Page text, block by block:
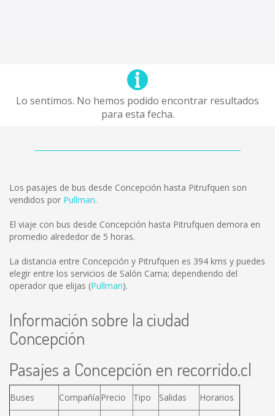
Lo sentimos. No hemos podido encontrar resultados
para esta fecha.
Los pasajes de bus desde Concepción hasta Pitrufquen son
vendidos por Pullman.
El viaje con bus desde Concepción hasta Pitrufquen demora en
promedio alrededor de 5 horas.
La distancia entre Concepción y Pitrufquen es 394 kms y puedes
elegir entre los servicios de Salón Cama; dependiendo del
operador que elijas (Pullman).
Información sobre la ciudad
Concepción
Pasajes a Concepción en recorrido.cl
Buses Compañía Precio Tipo Salidas Horarios